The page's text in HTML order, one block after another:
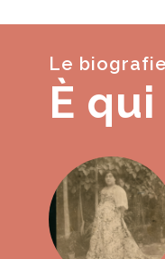
Le biografie
È